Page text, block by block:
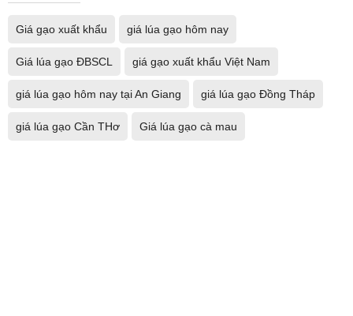
Giá gạo xuất khẩu giá lúa gạo hôm nay
Giá lúa gạo ĐBSCL giá gạo xuất khẩu Việt Nam
giá lúa gạo hôm nay tại An Giang giá lúa gạo Đồng Tháp
giá lúa gạo Cần THơ Giá lúa gạo cà mau